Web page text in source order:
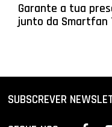
Garante a tua
junto da Smartfan
SUBSCREVER